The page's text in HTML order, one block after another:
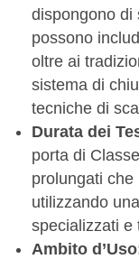
dispongono di
possono
oltre ai
sistema di
tecniche di
Durata dei
porta di
prolungati
utilizzando
specializzati e
Ambito